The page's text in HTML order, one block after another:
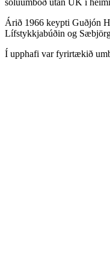
Árið 1966 keypti Guðjón
Lífstykkjabúðin og
Í upphafi var fyrirtækið